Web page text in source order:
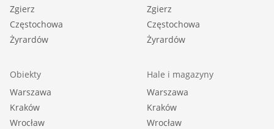
Zgierz
Częstochowa
Żyrardów
Zgierz
Częstochowa
Żyrardów
Obiekty
Warszawa
Kraków
Wrocław
Hale i magazyny
Warszawa
Kraków
Wrocław